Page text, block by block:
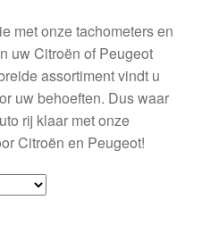
met onze tachometers en
uw Citroën of Peugeot
assortiment vindt u
uw behoeften. Dus waar
rij klaar met onze
Citroën en Peugeot!